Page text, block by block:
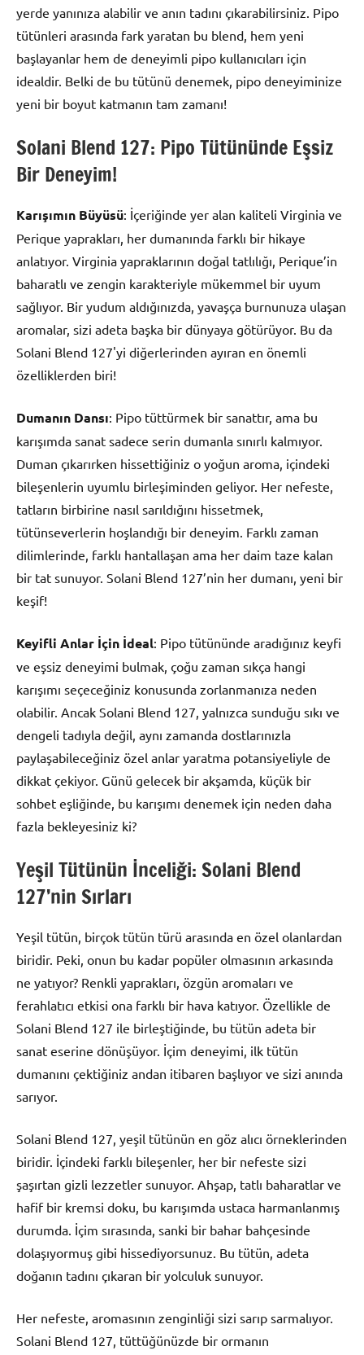
yerde yanınıza alabilir ve anın tadını çıkarabilirsiniz. Pipo
tütünleri arasında fark yaratan bu blend, hem yeni
başlayanlar hem de deneyimli pipo kullanıcıları için
idealdir. Belki de bu tütünü denemek, pipo deneyiminize
yeni bir boyut katmanın tam zamanı!
Solani Blend 127: Pipo Tütününde Eşsiz
Bir Deneyim!
Karışımın Büyüsü: İçeriğinde yer alan kaliteli Virginia ve
Perique yaprakları, her dumanında farklı bir hikaye
anlatıyor. Virginia yapraklarının doğal tatlılığı, Perique’in
baharatlı ve zengin karakteriyle mükemmel bir uyum
sağlıyor. Bir yudum aldığınızda, yavaşça burnunuza ulaşan
aromalar, sizi adeta başka bir dünyaya götürüyor. Bu da
Solani Blend 127'yi diğerlerinden ayıran en önemli
özelliklerden biri!
Dumanın Dansı: Pipo tüttürmek bir sanattır, ama bu
karışımda sanat sadece serin dumanla sınırlı kalmıyor.
Duman çıkarırken hissettiğiniz o yoğun aroma, içindeki
bileşenlerin uyumlu birleşiminden geliyor. Her nefeste,
tatların birbirine nasıl sarıldığını hissetmek,
tütünseverlerin hoşlandığı bir deneyim. Farklı zaman
dilimlerinde, farklı hantallaşan ama her daim taze kalan
bir tat sunuyor. Solani Blend 127’nin her dumanı, yeni bir
keşif!
Keyifli Anlar İçin İdeal: Pipo tütününde aradığınız keyfi
ve eşsiz deneyimi bulmak, çoğu zaman sıkça hangi
karışımı seçeceğiniz konusunda zorlanmanıza neden
olabilir. Ancak Solani Blend 127, yalnızca sunduğu sıkı ve
dengeli tadıyla değil, aynı zamanda dostlarınızla
paylaşabileceğiniz özel anlar yaratma potansiyeliyle de
dikkat çekiyor. Günü gelecek bir akşamda, küçük bir
sohbet eşliğinde, bu karışımı denemek için neden daha
fazla bekleyesiniz ki?
Yeşil Tütünün İnceliği: Solani Blend
127’nin Sırları
Yeşil tütün, birçok tütün türü arasında en özel olanlardan
biridir. Peki, onun bu kadar popüler olmasının arkasında
ne yatıyor? Renkli yaprakları, özgün aromaları ve
ferahlatıcı etkisi ona farklı bir hava katıyor. Özellikle de
Solani Blend 127 ile birleştiğinde, bu tütün adeta bir
sanat eserine dönüşüyor. İçim deneyimi, ilk tütün
dumanını çektiğiniz andan itibaren başlıyor ve sizi anında
sarıyor.
Solani Blend 127, yeşil tütünün en göz alıcı örneklerinden
biridir. İçindeki farklı bileşenler, her bir nefeste sizi
şaşırtan gizli lezzetler sunuyor. Ahşap, tatlı baharatlar ve
hafif bir kremsi doku, bu karışımda ustaca harmanlanmış
durumda. İçim sırasında, sanki bir bahar bahçesinde
dolaşıyormuş gibi hissediyorsunuz. Bu tütün, adeta
doğanın tadını çıkaran bir yolculuk sunuyor.
Her nefeste, aromasının zenginliği sizi sarıp sarmalıyor.
Solani Blend 127, tüttüğünüzde bir ormanın